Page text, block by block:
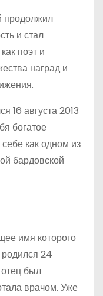
продолжил
и стал
поэт и
наград и
16 августа 2013
богатое
как одном из
бардовской
имя которого
24
был
врачом. Уже